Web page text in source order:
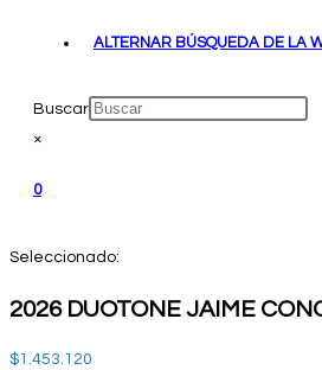
ALTERNAR BÚSQUEDA DE LA
Buscar
×
0
Seleccionado:
2026 DUOTONE JAIME
$1.453.120